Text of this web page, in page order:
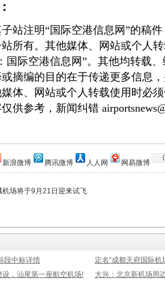
注明“国际空港信息网”的稿件
所有。其他媒体、网站或个人
国际空港信息网”。其他均转载
摘编的目的在于传递更多信息
体、网站或个人转载使用时必
供参考，新闻纠错
新浪微博 腾讯微博 人人网 网易微博
场将于9月21日迎来试飞
段中标详情
定名“成都天府国际
，汕尾第一座航空机场!
大兴：北京新机场周